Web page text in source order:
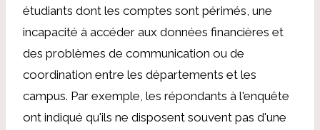
étudiants dont les comptes sont périmés, une
incapacité à accéder aux données financières et
des problèmes de communication ou de
coordination entre les départements et les
campus. Par exemple, les répondants à l'enquête
ont indiqué qu'ils ne disposent souvent pas d'une